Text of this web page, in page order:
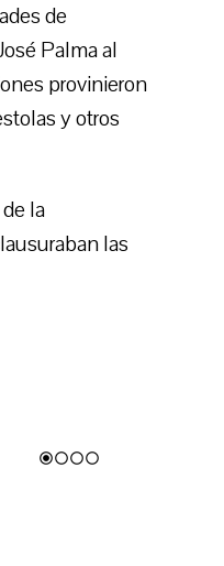
de
Palma al
provinieron
y otros
la
las